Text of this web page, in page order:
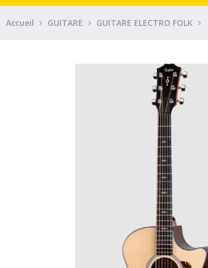
Accueil GUITARE GUITARE ELECTRO FOLK